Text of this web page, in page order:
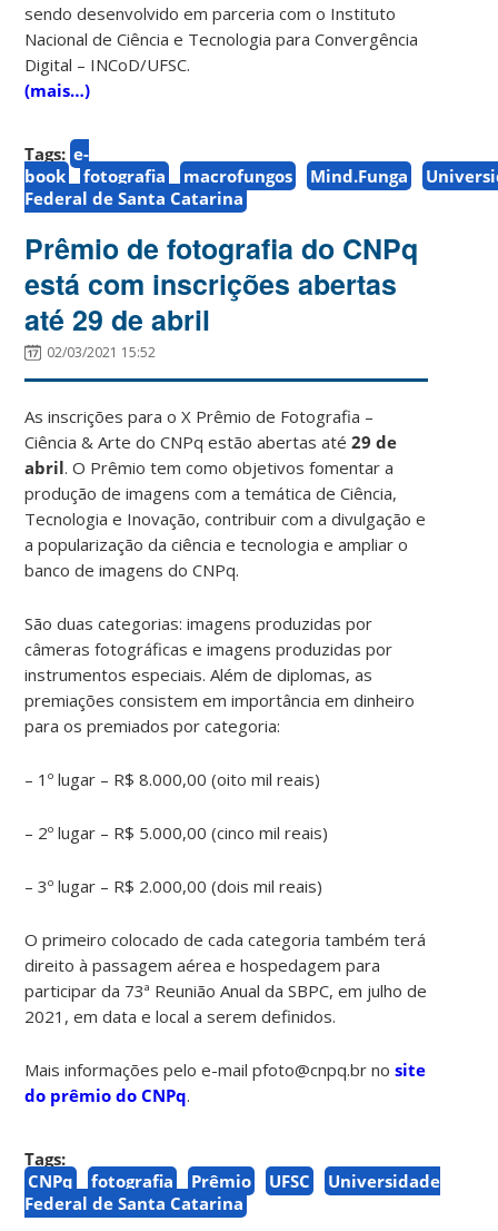
sendo desenvolvido em parceria com o Instituto
Nacional de Ciência e Tecnologia para Convergência
Digital – INCoD/UFSC.
(mais…)
Tags: e-
book
fotografia macrofungos Mind.Funga
Federal de Santa Catarina
Prêmio de fotografia do CNPq
está com inscrições abertas
até 29 de abril
02/03/2021 15:52
As inscrições para o X Prêmio de Fotografia –
Ciência & Arte do CNPq estão abertas até29 de
abril. O Prêmio tem como objetivos fomentar a
produção de imagens com a temática de Ciência,
Tecnologia e Inovação, contribuir com a divulgação e
a popularização da ciência e tecnologia e ampliar o
banco de imagens do CNPq.
São duas categorias: imagens produzidas por
câmeras fotográficas e imagens produzidas por
instrumentos especiais. Além de diplomas, as
premiações consistem em importância em dinheiro
para os premiados por categoria:
– 1º lugar – R$ 8.000,00 (oito mil reais)
– 2º lugar – R$ 5.000,00 (cinco mil reais)
– 3º lugar – R$ 2.000,00 (dois mil reais)
O primeiro colocado de cada categoria também terá
direito à passagem aérea e hospedagem para
participar da 73ª Reunião Anual da SBPC, em julho de
2021, em data e local a serem definidos.
Mais informações pelo e-mail pfoto@cnpq.br nosite
do prêmio do CNPq.
Tags:
CNPq
fotografia Prêmio UFSC
Universidade
Federal de Santa Catarina